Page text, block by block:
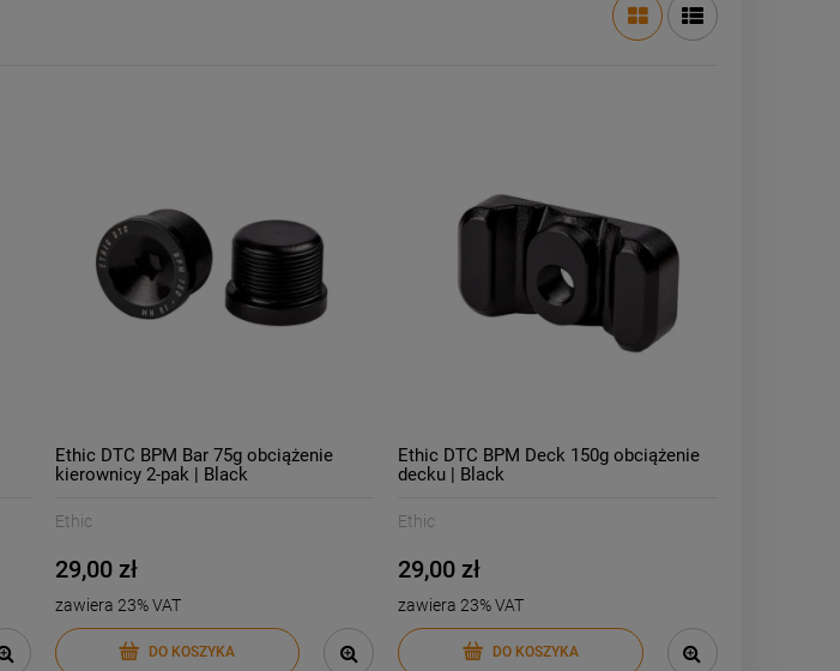
Ethic DTC BPM Bar 75g obciążenie
kierownicy 2-pak | Black
Ethic
29,00 zł
zawiera 23% VAT
DO KOSZYKA
Ethic DTC BPM Deck 150g obciążenie
decku | Black
Ethic
29,00 zł
zawiera 23% VAT
DO KOSZYKA